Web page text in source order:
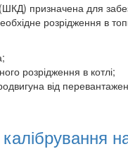
призначена для
розрідження в
розрідження в котлі;
від
калібрування